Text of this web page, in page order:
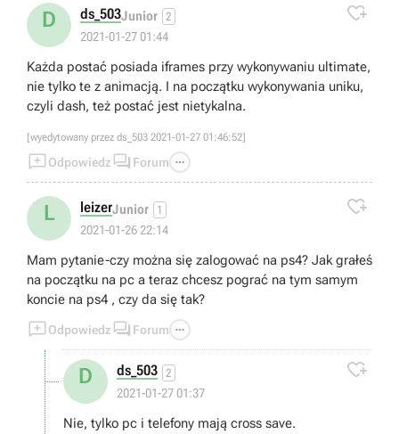
D ds_503Junior 2
2021-01-27 01:44

Każda postać posiada iframes przy wykonywaniu ultimate,
nie tylko te z animacją. I na początku wykonywania uniku,
czyli dash, też postać jest nietykalna.
[wyedytowany przez ds_503 2021-01-27 01:46:52]
Odpowiedz  Forum 
L leizerJunior 1
2021-01-26 22:14

Mam pytanie-czy można się zalogować na ps4? Jak grałeś
na początku na pc a teraz chcesz pograć na tym samym
koncie na ps4 , czy da się tak?
Odpowiedz  Forum 
D ds_503 2
2021-01-27 01:37

Nie, tylko pc i telefony mają cross save.